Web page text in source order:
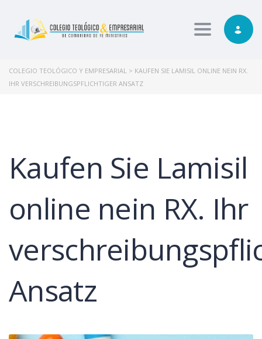
Toggle
COLEGIO TEOLÓGICO Y EMPRESARIAL > KAUFEN SIE LAMISIL ONLINE NEIN RX.
IHR VERSCHREIBUNGSPFLICHTIGER ANSATZ
Kaufen Sie Lamisil
online nein RX. Ihr
Ansatz